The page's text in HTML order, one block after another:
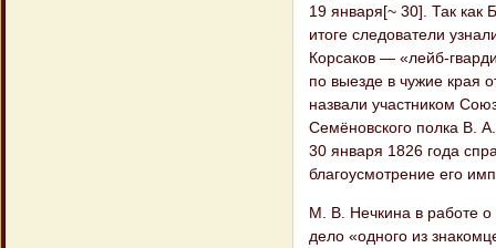
19 января[~ 30]. Так как
итоге следователи
Корсаков — «лейб-
по выезде в чужие края
назвали участником
Семёновского полка В.
30 января 1826 года
благоусмотрение его
М. В. Нечкина в работе о
дело «одного из